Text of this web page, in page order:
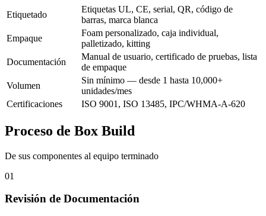
Etiquetado
Etiquetas UL, CE, serial, QR, código de
barras, marca blanca
Empaque
Foam personalizado, caja individual,
palletizado, kitting
Documentación
Manual de usuario, certificado de pruebas, lista
de empaque
Volumen
Sin mínimo — desde 1 hasta 10,000+
unidades/mes
Certificaciones
ISO 9001, ISO 13485, IPC/WHMA-A-620
Proceso de Box Build
De sus componentes al equipo terminado
01
Revisión de Documentación